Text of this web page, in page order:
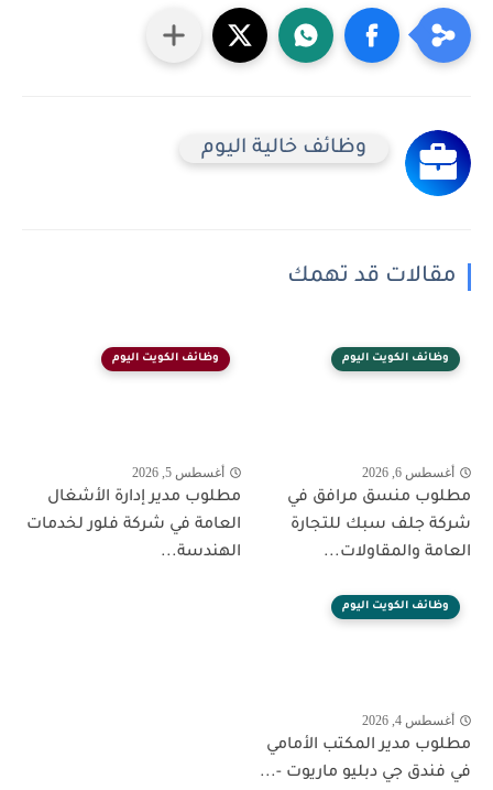
وظائف خالية اليوم
مقالات قد تهمك
وظائف الكويت اليوم
أغسطس 6, 2026
مطلوب منسق مرافق في
شركة جلف سبك للتجارة
العامة والمقاولات...
وظائف الكويت اليوم
أغسطس 5, 2026
مطلوب مدير إدارة الأشغال
العامة في شركة فلور لخدمات
الهندسة...
وظائف الكويت اليوم
أغسطس 4, 2026
مطلوب مدير المكتب الأمامي
في فندق جي دبليو ماريوت -...